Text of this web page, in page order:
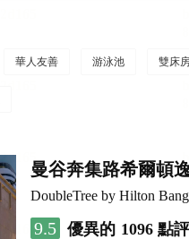
華人友善 游泳池 雙床
曼谷奔集路希爾頓
DoubleTree by Hilton
9.5 優異的 1096 點評